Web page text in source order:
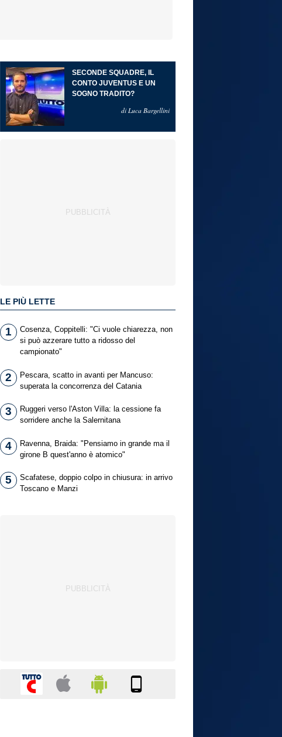
SECONDE SQUADRE, IL
CONTO JUVENTUS E UN
SOGNO TRADITO?
di Luca Bargellini
LE PIÙ LETTE
1
Cosenza, Coppitelli: "Ci vuole chiarezza, non
si può azzerare tutto a ridosso del
campionato"
2
Pescara, scatto in avanti per Mancuso:
superata la concorrenza del Catania
3
Ruggeri verso l'Aston Villa: la cessione fa
sorridere anche la Salernitana
4
Ravenna, Braida: "Pensiamo in grande ma il
girone B quest'anno è atomico"
5
Scafatese, doppio colpo in chiusura: in arrivo
Toscano e Manzi